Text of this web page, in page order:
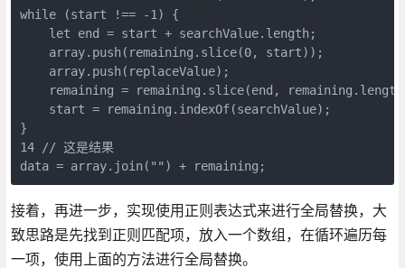
while (start !== -1) {
    let end = start + searchValue.length;
    array.push(remaining.slice(0, start));
    array.push(replaceValue);
remaining = remaining.slice(end,
    start = remaining.indexOf(searchValue);
}
14 // 这是结果
data = array.join("") + remaining;
接着，再进一步，实现使用正则表达式来进行全局替换，大
致思路是先找到正则匹配项，放入一个数组，在循环遍历每
一项，使用上面的方法进行全局替换。